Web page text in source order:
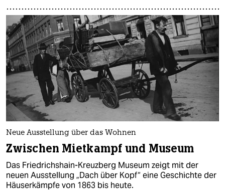
Neue Ausstellung über das Wohnen
Zwischen Mietkampf und Museum
Das Friedrichshain-Kreuzberg Museum zeigt mit der
neuen Ausstellung „Dach über Kopf“ eine Geschichte der
Häuserkämpfe von 1863 bis heute.